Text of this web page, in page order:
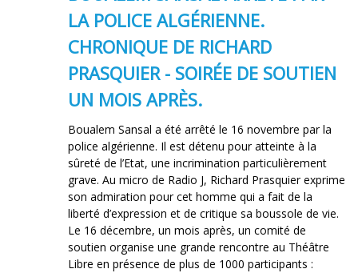
LA POLICE ALGÉRIENNE.
CHRONIQUE DE RICHARD
PRASQUIER - SOIRÉE DE SOUTIEN
UN MOIS APRÈS.
Boualem Sansal a été arrêté le 16 novembre par la
police algérienne. Il est détenu pour atteinte à la
sûreté de l’Etat, une incrimination particulièrement
grave. Au micro de Radio J, Richard Prasquier exprime
son admiration pour cet homme qui a fait de la
liberté d’expression et de critique sa boussole de vie.
Le 16 décembre, un mois après, un comité de
soutien organise une grande rencontre au Théâtre
Libre en présence de plus de 1000 participants :